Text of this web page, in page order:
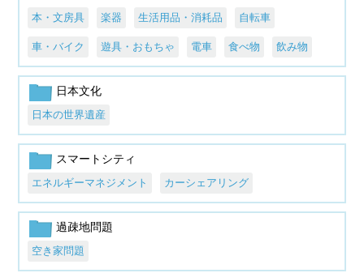
本・文房具 楽器 生活用品・消耗品 自転車
車・バイク 遊具・おもちゃ 電車 食べ物 飲み物
日本文化
日本の世界遺産
スマートシティ
エネルギーマネジメント カーシェアリング
過疎地問題
空き家問題